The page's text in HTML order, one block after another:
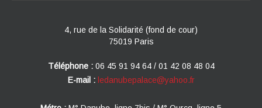
4, rue de la Solidarité (fond de cour)
75019 Paris
Téléphone : 06 45 91 94 64 / 01 42 08 48 04
E-mail : ledanubepalace@yahoo.fr